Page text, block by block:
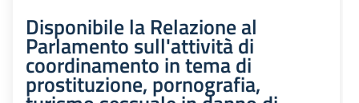
Disponibile la Relazione al
Parlamento sull'attività di
coordinamento in tema di
prostituzione, pornografia,